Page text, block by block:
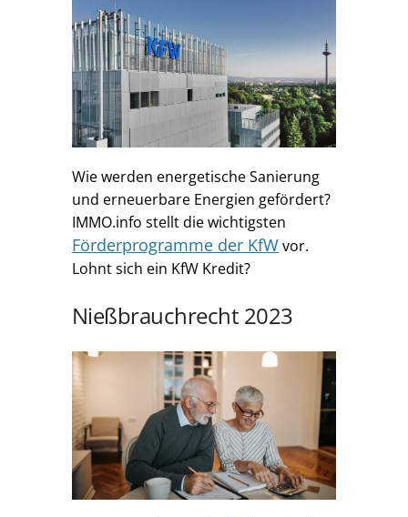
Wie werden energetische Sanierung
und erneuerbare Energien gefördert?
IMMO.info stellt die wichtigsten
Förderprogramme der KfWvor.
Lohnt sich ein KfW Kredit?
Nießbrauchrecht 2023